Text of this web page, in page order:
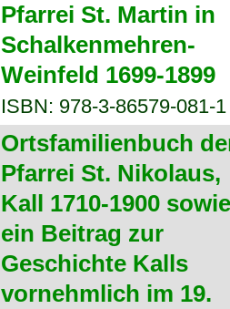
Pfarrei St. Martin in
Schalkenmehren-
Weinfeld 1699-1899
ISBN: 978-3-86579-081-1
Ortsfamilienbuch
Pfarrei St. Nikolaus,
Kall 1710-1900 sowie
ein Beitrag zur
Geschichte Kalls
vornehmlich im 19.